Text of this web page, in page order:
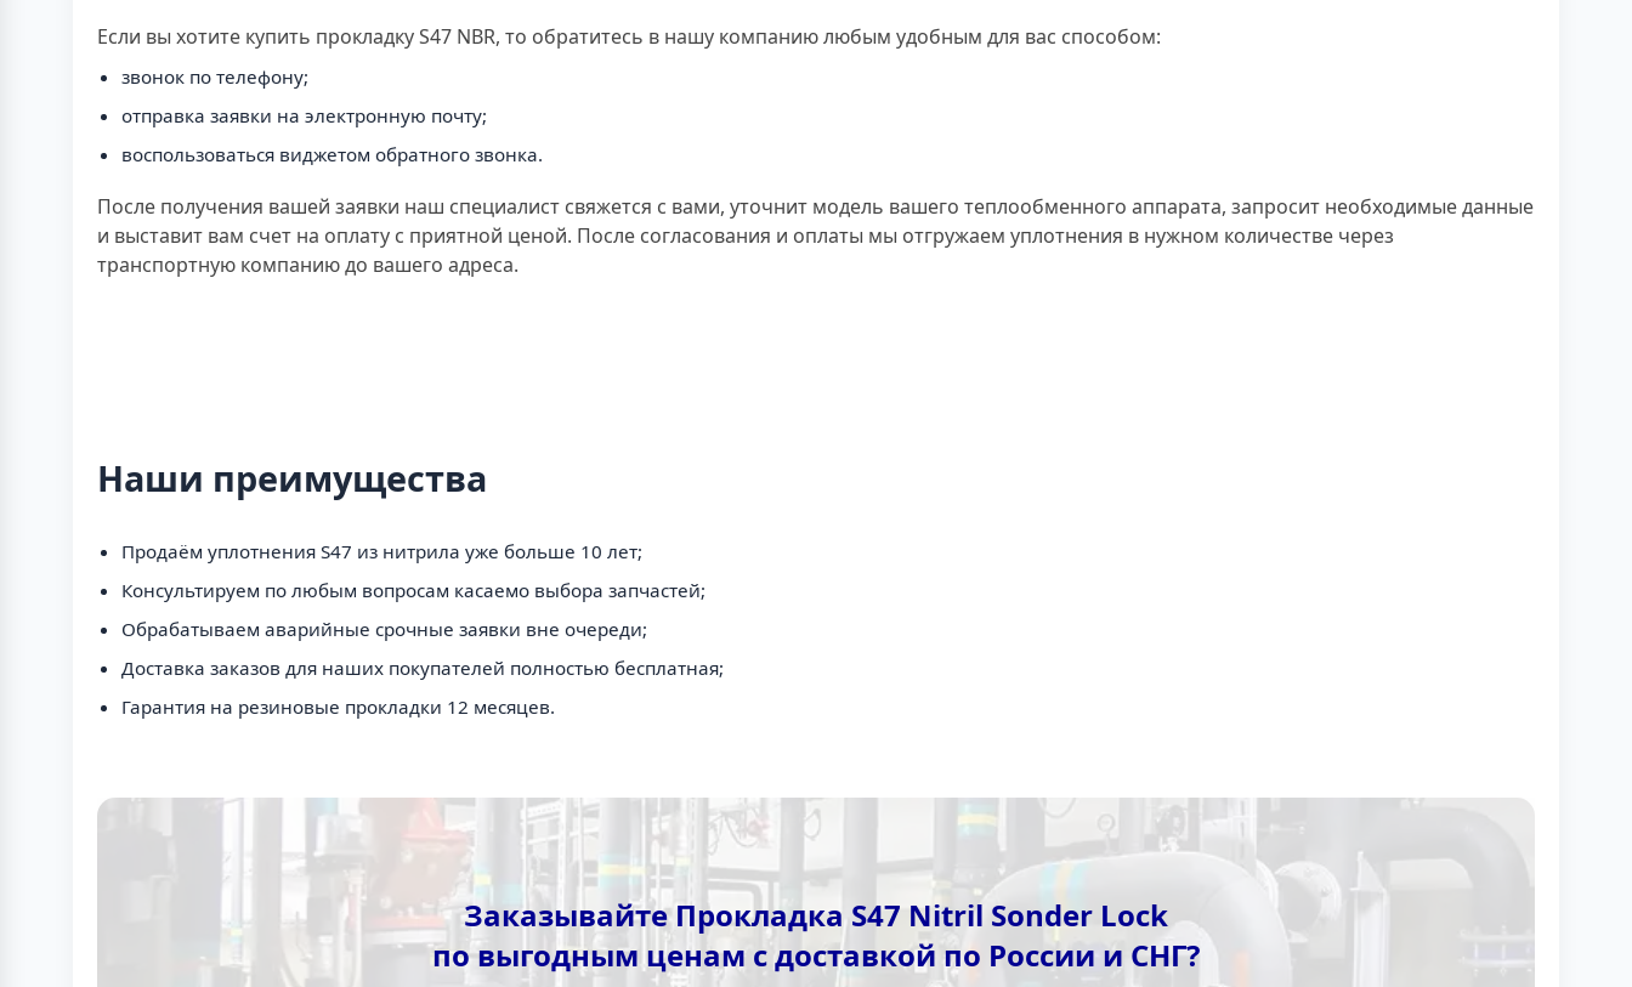
Если вы хотите купить прокладку S47 NBR, то обратитесь в нашу компанию любым удобным для вас способом:
звонок по телефону;
отправка заявки на электронную почту;
воспользоваться виджетом обратного звонка.
После получения вашей заявки наш специалист свяжется с вами, уточнит модель вашего теплообменного аппарата, запросит необходимые данные
и выставит вам счет на оплату с приятной ценой. После согласования и оплаты мы отгружаем уплотнения в нужном количестве через
транспортную компанию до вашего адреса.
Наши преимущества
Продаём уплотнения S47 из нитрила уже больше 10 лет;
Консультируем по любым вопросам касаемо выбора запчастей;
Обрабатываем аварийные срочные заявки вне очереди;
Доставка заказов для наших покупателей полностью бесплатная;
Гарантия на резиновые прокладки 12 месяцев.
Заказывайте Прокладка S47 Nitril Sonder Lock
по выгодным ценам с доставкой по России и СНГ?